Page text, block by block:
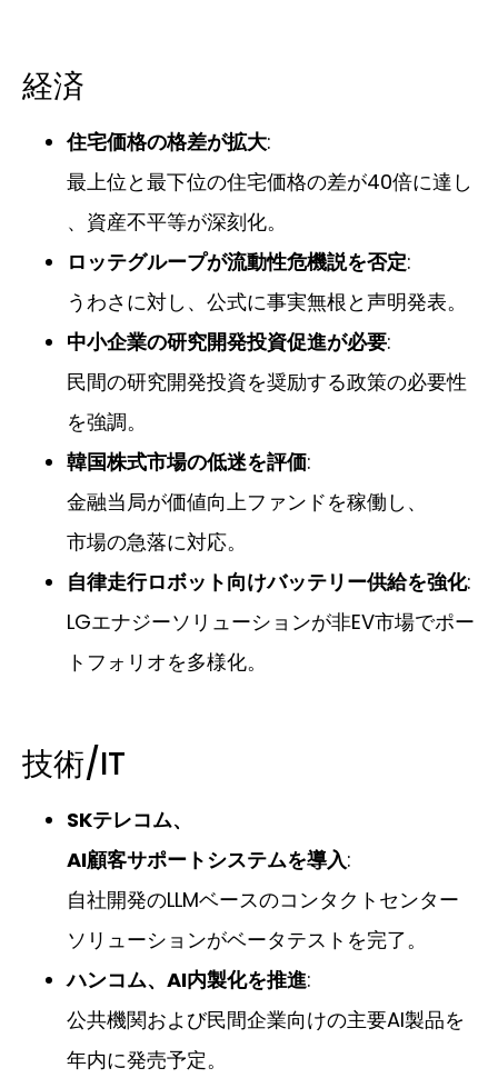
経済
住宅価格の格差が拡大:
最上位と最下位の住宅価格の差が40倍に達し
、資産不平等が深刻化。
ロッテグループが流動性危機説を否定:
うわさに対し、公式に事実無根と声明発表。
中小企業の研究開発投資促進が必要:
民間の研究開発投資を奨励する政策の必要性
を強調。
韓国株式市場の低迷を評価:
金融当局が価値向上ファンドを稼働し、
市場の急落に対応。
自律走行ロボット向けバッテリー供給を強化:
LGエナジーソリューションが非EV市場でポー
トフォリオを多様化。
技術/IT
SKテレコム、
AI顧客サポートシステムを導入:
自社開発のLLMベースのコンタクトセンター
ソリューションがベータテストを完了。
ハンコム、AI内製化を推進:
公共機関および民間企業向けの主要AI製品を
年内に発売予定。